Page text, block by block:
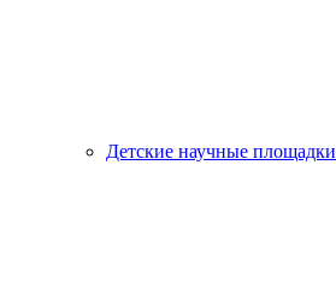
Детские научные площадки